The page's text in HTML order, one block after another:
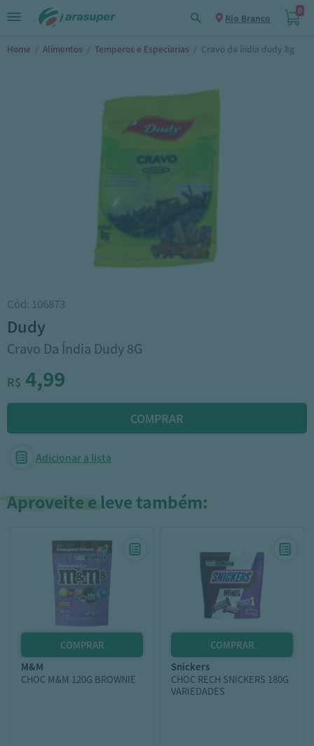
Rio Branco
0
Home / Alimentos / Temperos e Especiarias / Cravo da índia dudy 8g
Cód: 106873
dudy
Cravo Da Índia Dudy 8G
R$ 4,99
Adicionar a lista
Aproveite e leve também:
m&m
CHOC M&M 120G BROWNIE
snickers
CHOC RECH SNICKERS 180G
VARIEDADES